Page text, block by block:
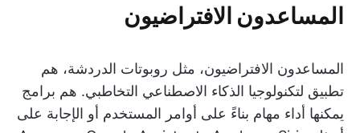
المساعدون الافتراضيون
المساعدون الافتراضيون، مثل روبوتات الدردشة، هم
تطبيق لتكنولوجيا الذكاء الاصطناعي التخاطبي. هم برامج
يمكنها أداء مهام بناءً على أوامر المستخدم أو الإجابة على